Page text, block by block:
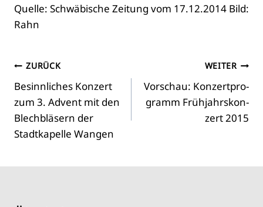
Quel­le: Schwä­bi­sche Zei­tung vom 17.12.2014 Bild:
Rahn
Beitragsnavigation
ZURÜCK
Besinn­li­ches Kon­zert
zum 3. Advent mit den
Blech­blä­sern der
Stadt­ka­pel­le Wan­gen
WEITER
Vor­schau: Kon­zert­pro­
gramm Früh­jahrs­kon­
zert 2015